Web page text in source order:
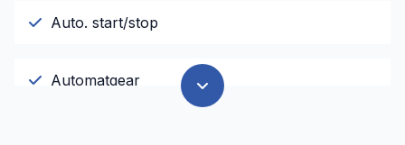
Auto. start/stop
Automatgear